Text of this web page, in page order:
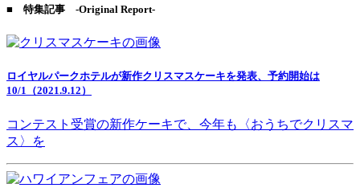
■ 特集記事 -Original Report-
ロイヤルパークホテルが新作クリスマスケーキを発表、予約開始は
10/1（2021.9.12）
コンテスト受賞の新作ケーキで、今年も〈おうちでクリスマ
ス〉を